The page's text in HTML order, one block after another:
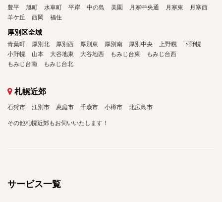
豊平 旭町 水車町 平岸 中の島 美園 月寒中央通 月寒東
月寒西
羊ケ丘
西岡 福住
厚別区全域
青葉町 厚別北 厚別西 厚別東 厚別南 厚別中央 上野幌
下野幌
小野幌
山本 大谷地東 大谷地西 もみじ台東
もみじ台西
もみじ台南
もみじ台北
札幌近郊
石狩市 江別市 恵庭市 千歳市 小樽市 北広島市
その他札幌近郊もお伺いいたします！
サービス一覧